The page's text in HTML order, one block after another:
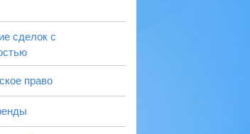
сделок с
право